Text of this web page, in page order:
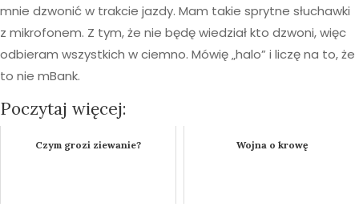
mnie dzwonić w trakcie jazdy. Mam takie sprytne słuchawki
z mikrofonem. Z tym, że nie będę wiedział kto dzwoni, więc
odbieram wszystkich w ciemno. Mówię „halo” i liczę na to, że
to nie mBank.
Poczytaj więcej:
Czym grozi ziewanie? Wojna o krowę